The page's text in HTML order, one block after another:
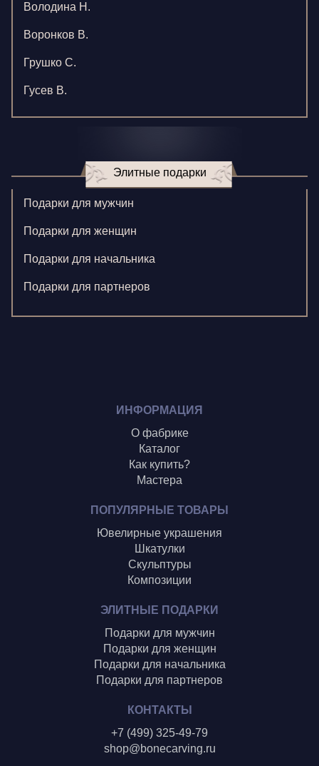
Володина Н.
Воронков В.
Грушко С.
Гусев В.
Зверева В.
Кормилицына Е.
Корнилова В.
Ларионова С.
Левушкина Н.
Ненажный А.
Олонцев О.
Элитные подарки
Подарки для мужчин
Подарки для женщин
Подарки для начальника
Подарки для партнеров
ИНФОРМАЦИЯ
О фабрике
Каталог
Как купить?
Мастера
ПОПУЛЯРНЫЕ ТОВАРЫ
Ювелирные украшения
Шкатулки
Скульптуры
Композиции
ЭЛИТНЫЕ ПОДАРКИ
Подарки для мужчин
Подарки для женщин
Подарки для начальника
Подарки для партнеров
КОНТАКТЫ
+7 (499) 325-49-79
shop@bonecarving.ru